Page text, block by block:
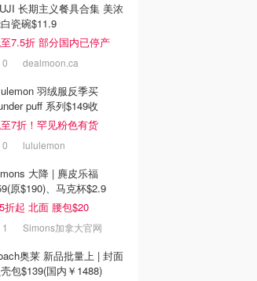
长期主义餐具合集 美浓
瓷碗$11.9
7.5折 部分国内已停产
0 dealmoon.ca
羽绒服反季买
puff 系列$149收
7折！罕见粉色有货
0 lululemon
大降 | 麂皮乐福
原$190)、马克杯$2.9
折起 北面 腰包$20
1 Simons加拿大官网
奥莱 新品批量上 | 封面
包$139(国内￥1488)